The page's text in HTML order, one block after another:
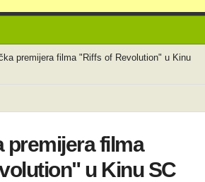
premijera filma "Riffs of Revolution" u Kinu
premijera filma
u Kinu SC